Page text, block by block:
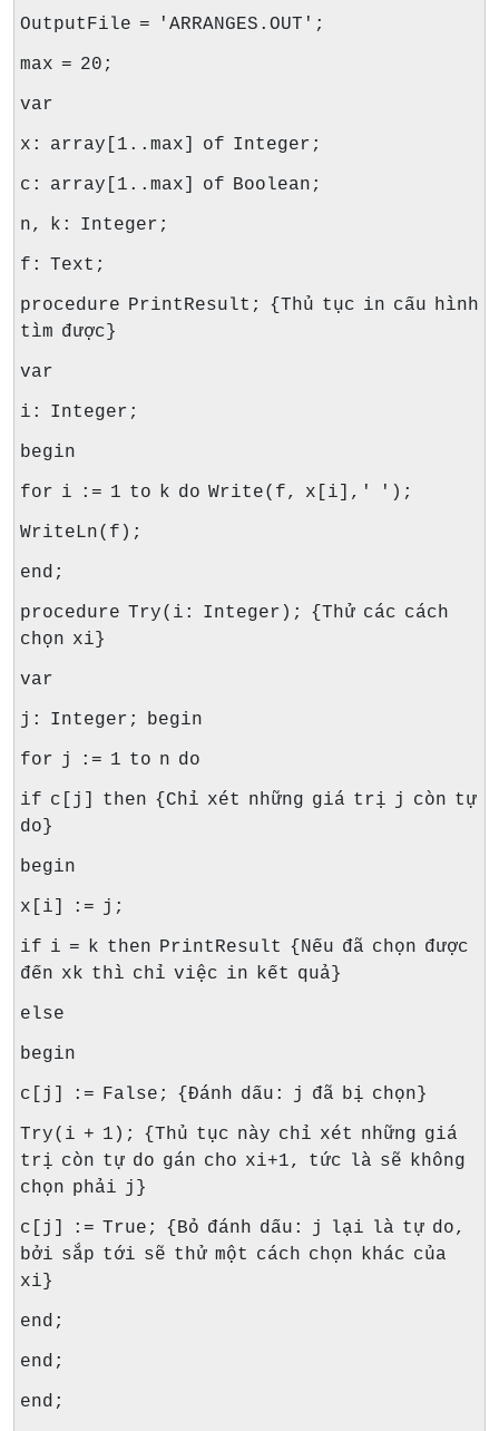
OutputFile = 'ARRANGES.OUT';
max = 20;
var
x: array[1..max] of Integer;
c: array[1..max] of Boolean;
n, k: Integer;
f: Text;
procedure PrintResult; {Thủ tục in cấu hình
tìm được}
var
i: Integer;
begin
for i := 1 to k do Write(f, x[i],' ');
WriteLn(f);
end;
procedure Try(i: Integer); {Thử các cách
chọn xi}
var
j: Integer; begin
for j := 1 to n do
if c[j] then {Chỉ xét những giá trị j còn tự
do}
begin
x[i] := j;
if i = k then PrintResult {Nếu đã chọn được
đến xk thì chỉ việc in kết quả}
else
begin
c[j] := False; {Đánh dấu: j đã bị chọn}
Try(i + 1); {Thủ tục này chỉ xét những giá
trị còn tự do gán cho xi+1, tức là sẽ không
chọn phải j}
c[j] := True; {Bỏ đánh dấu: j lại là tự do,
bởi sắp tới sẽ thử một cách chọn khác của
xi}
end;
end;
end;